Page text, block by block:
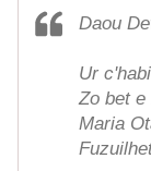
Daou
Ur
Zo bet e
Maria